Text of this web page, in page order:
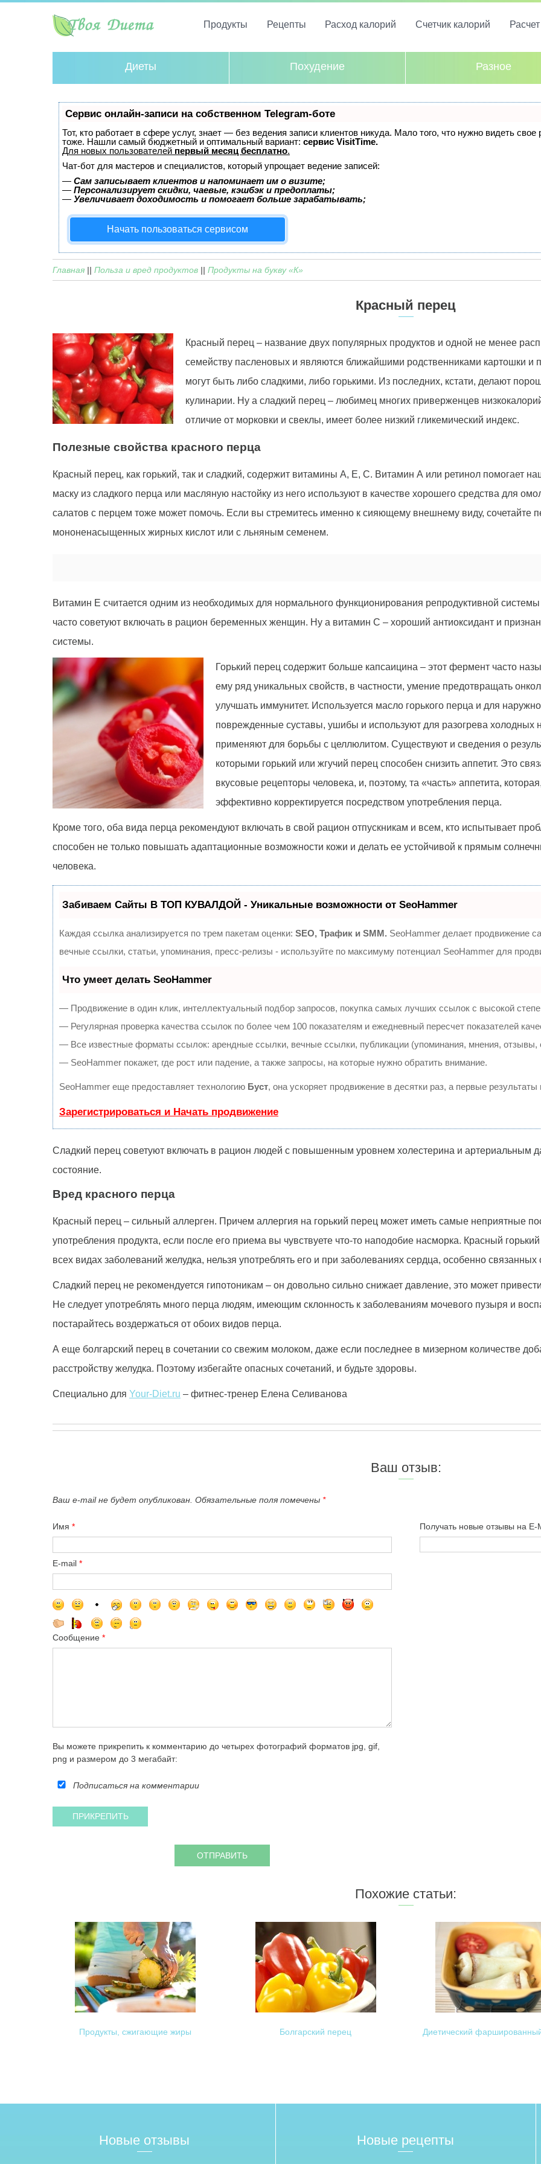
Продукты Рецепты Расход калорий Счетчик калорий
Диеты Похудение Разное
Сервис онлайн-записи на собственном Telegram-боте
Тот, кто работает в сфере услуг, знает — без ведения записи клиентов никуда. Мало того, что нужно видеть
тоже. Нашли самый бюджетный и оптимальный вариант: сервис VisitTime.
Для новых пользователей первый месяц бесплатно.
Чат-бот для мастеров и специалистов, который упрощает ведение записей:
— Сам записывает клиентов и напоминает им о визите;
— Персонализирует скидки, чаевые, кэшбэк и предоплаты;
— Увеличивает доходимость и помогает больше зарабатывать;
Начать пользоваться сервисом
Главная || Польза и вред продуктов || Продукты на букву «К»
Красный перец
Красный перец – название двух популярных продуктов и одной не менее
семейству пасленовых и являются ближайшими родственниками картошки и
могут быть либо сладкими, либо горькими. Из последних, кстати, делают
кулинарии. Ну а сладкий перец – любимец многих приверженцев
отличие от морковки и свеклы, имеет более низкий гликемический индекс.
Полезные свойства красного перца
Красный перец, как горький, так и сладкий, содержит витамины А, Е, С. Витамин А или ретинол помогает
маску из сладкого перца или масляную настойку из него используют в качестве хорошего средства для
салатов с перцем тоже может помочь. Если вы стремитесь именно к сияющему внешнему виду, сочетайте
мононенасыщенных жирных кислот или с льняным семенем.
Витамин Е считается одним из необходимых для нормального функционирования репродуктивной
часто советуют включать в рацион беременных женщин. Ну а витамин С – хороший антиоксидант и
системы.
Горький перец содержит больше капсаицина – этот фермент часто
ему ряд уникальных свойств, в частности, умение предотвращать
улучшать иммунитет. Используется масло горького перца и для
поврежденные суставы, ушибы и используют для разогрева холодных
применяют для борьбы с целлюлитом. Существуют и сведения о
которыми горький или жгучий перец способен снизить аппетит. Это
вкусовые рецепторы человека, и, поэтому, та «часть» аппетита,
эффективно корректируется посредством употребления перца.
Кроме того, оба вида перца рекомендуют включать в свой рацион отпускникам и всем, кто испытывает
способен не только повышать адаптационные возможности кожи и делать ее устойчивой к прямым
человека.
Забиваем Сайты В ТОП КУВАЛДОЙ - Уникальные возможности от SeoHammer
Каждая ссылка анализируется по трем пакетам оценки: SEO, Трафик и SMM. SeoHammer делает продвижение
вечные ссылки, статьи, упоминания, пресс-релизы - используйте по максимуму потенциал SeoHammer для
Что умеет делать SeoHammer
— Продвижение в один клик, интеллектуальный подбор запросов, покупка самых лучших ссылок с высокой
— Регулярная проверка качества ссылок по более чем 100 показателям и ежедневный пересчет показателей
— Все известные форматы ссылок: арендные ссылки, вечные ссылки, публикации (упоминания, мнения, отзывы,
— SeoHammer покажет, где рост или падение, а также запросы, на которые нужно обратить внимание.
SeoHammer еще предоставляет технологию Буст, она ускоряет продвижение в десятки раз, а первые
Зарегистрироваться и Начать продвижение
Сладкий перец советуют включать в рацион людей с повышенным уровнем холестерина и артериальным
состояние.
Вред красного перца
Красный перец – сильный аллерген. Причем аллергия на горький перец может иметь самые неприятные
употребления продукта, если после его приема вы чувствуете что-то наподобие насморка. Красный
всех видах заболеваний желудка, нельзя употреблять его и при заболеваниях сердца, особенно связанных
Сладкий перец не рекомендуется гипотоникам – он довольно сильно снижает давление, это может
Не следует употреблять много перца людям, имеющим склонность к заболеваниям мочевого пузыря и
постарайтесь воздержаться от обоих видов перца.
А еще болгарский перец в сочетании со свежим молоком, даже если последнее в мизерном количестве
расстройству желудка. Поэтому избегайте опасных сочетаний, и будьте здоровы.
Специально для Your-Diet.ru – фитнес-тренер Елена Селиванова
Ваш отзыв:
Ваш e-mail не будет опубликован. Обязательные поля помечены *
Имя *
E-mail *
Сообщение *
Вы можете прикрепить к комментарию до четырех фотографий форматов jpg, gif,
png и размером до 3 мегабайт:
Подписаться на комментарии
Получать новые отзывы на E-
Похожие статьи:
Продукты, сжигающие жиры Болгарский перец Диетический
Новые отзывы Новые рецепты